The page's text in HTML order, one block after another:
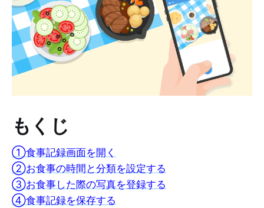
もくじ
①食事記録画面を開く
②お食事の時間と分類を設定する
③お食事した際の写真を登録する
④食事記録を保存する